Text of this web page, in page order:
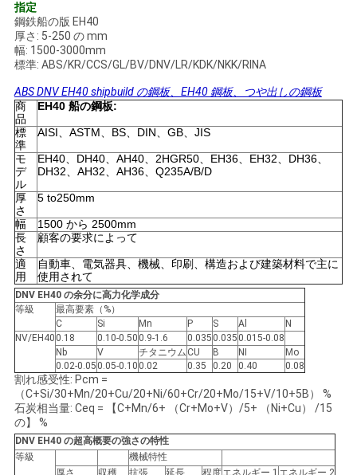
絡
し
な
さ
い
ニ
ュ
ー
ス
合
COMPANY
NEWS
指定
鋼鉄船の版 EH40
厚さ: 5-250 の mm
幅: 1500-3000mm
標準: ABS/KR/CCS/GL/BV/DNV/LR/KDK/NKK/RINA
ABS DNV EH40 shipbuild の鋼板、EH40 鋼板、つや出しの鋼板
商
品
EH40 船の鋼板:
標
準
AISI、ASTM、BS、DIN、GB、JIS
モ
デ
ル
EH40、DH40、AH40、2HGR50、EH36、EH32、DH36、
DH32、AH32、AH36、Q235A/B/D
厚
さ
5 to250mm
幅
1500 から 2500mm
長
さ
顧客の要求によって
適
用
自動車、電気器具、機械、印刷、構造および建築材料で主に
使用されて
DNV EH40 の余分に高力化学成分
等級
最高要素（%）
C
Si Mn P S Al
N
NV/EH40 0.18 0.10-0.50 0.9-1.6 0.035 0.035 0.015-0.08
Nb
V チタニウム CU B NI
Mo
0.02-0.05 0.05-0.10 0.02 0.35 0.20 0.40 0.08
割れ感受性: Pcm =
（C+Si/30+Mn/20+Cu/20+Ni/60+Cr/20+Mo/15+V/10+5B） %
石炭相当量: Ceq = 【C+Mn/6+ （Cr+Mo+V）/5+ （Ni+Cu） /15
の】 %
DNV EH40 の超高概要の強さの特性
等級
機械特性